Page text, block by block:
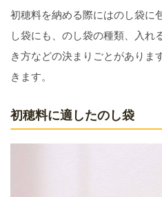
初穂料を納める際にはのし袋に
し袋にも、のし袋の種類、入れ
き方などの決まりごとがありま
きます。
初穂料に適したのし袋